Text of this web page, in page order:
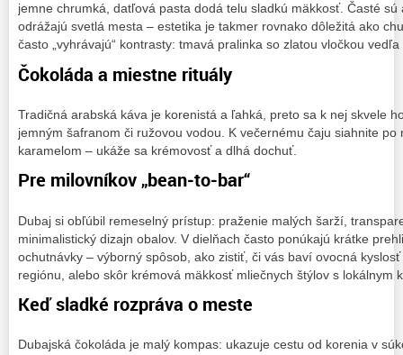
jemne chrumká, datľová pasta dodá telu sladkú mäkkosť. Časté sú
odrážajú svetlá mesta – estetika je takmer rovnako dôležitá ako
často „vyhrávajú“ kontrasty: tmavá pralinka so zlatou vločkou
Čokoláda a miestne rituály
Tradičná arabská káva je korenistá a ľahká, preto sa k nej skvele
jemným šafranom či ružovou vodou. K večernému čaju siahnite
karamelom – ukáže sa krémovosť a dlhá dochuť.
Pre milovníkov „bean‑to‑bar“
Dubaj si obľúbil remeselný prístup: praženie malých šarží,
minimalistický dizajn obalov. V dielňach často ponúkajú krátke
ochutnávky – výborný spôsob, ako zistiť, či vás baví ovocná
regiónu, alebo skôr krémová mäkkosť mliečnych štýlov s lokálnym
Keď sladké rozpráva o meste
Dubajská čokoláda je malý kompas: ukazuje cestu od korenia v